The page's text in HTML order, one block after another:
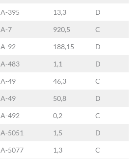
A-395 13,3 D
A-7 920,5 C
A-92 188,15 D
A-483 1,1 D
A-49 46,3 C
A-49 50,8 D
A-492 0,2 C
A-5051 1,5 D
A-5077 1,3 C